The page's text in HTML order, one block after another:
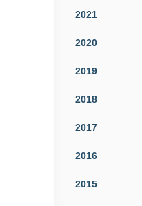
2021
2020
2019
2018
2017
2016
2015